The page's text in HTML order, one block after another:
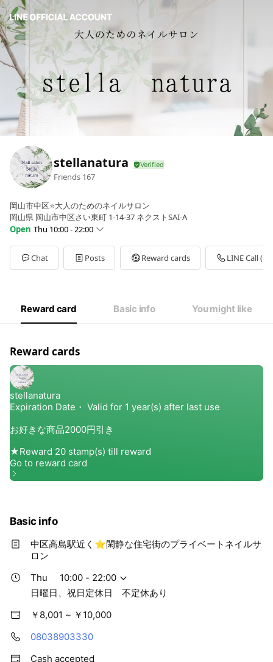
stellanatura
Friends 167
岡山市中区⭐大人のためのネイルサロン
岡山県 岡山市中区さい東町 1-14-37 ネクストSAI-A
Open Thu 10:00 - 22:00
SunClosed
Mon10:00 - 22:00
Tue
10:00 - 22:00
10:00 - 22:00
日曜日、祝日定休日 不定休あり
Chat Posts Reward cards LINE Call
Reward card Basic info You might like
Reward cards
Basic info
中区高島駅近く⭐閑静な住宅街のプライベートネイルサ
ロン
Thu
10:00 - 22:00
日曜日、祝日定休日 不定休あり
￥8,001 ~ ￥10,000
08038903330
Cash accepted